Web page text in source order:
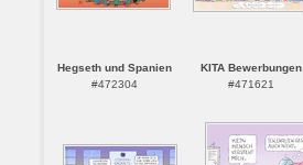
Hegseth und Spanien
#472304
KITA Bewerbungen
#471621